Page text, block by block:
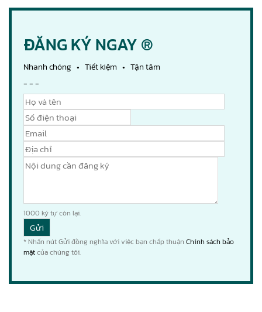
ĐĂNG KÝ NGAY ®
Nhanh chóng • Tiết kiệm • Tận tâm
- - -
1000 ký tự còn lại.
* Nhấn nút Gửi đồng nghĩa với việc bạn chấp thuận Chính sách bảo
mậtcủa chúng tôi.